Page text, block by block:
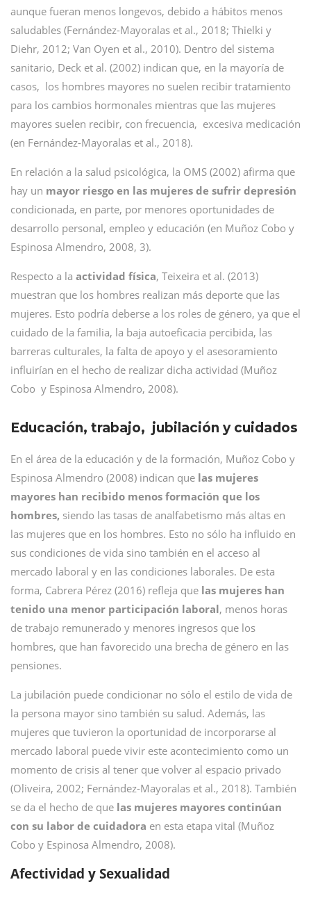
aunque fueran menos longevos, debido a hábitos menos
saludables (Fernández-Mayoralas et al., 2018; Thielki y
Diehr, 2012; Van Oyen et al., 2010). Dentro del sistema
sanitario, Deck et al. (2002) indican que, en la mayoría de
casos, los hombres mayores no suelen recibir tratamiento
para los cambios hormonales mientras que las mujeres
mayores suelen recibir, con frecuencia, excesiva medicación
(en Fernández-Mayoralas et al., 2018).
En relación a la salud psicológica, la OMS (2002) afirma que
hay un mayor riesgo en las mujeres de sufrir depresión
condicionada, en parte, por menores oportunidades de
desarrollo personal, empleo y educación (en Muñoz Cobo y
Espinosa Almendro, 2008, 3).
Respecto a la actividad física, Teixeira et al. (2013)
muestran que los hombres realizan más deporte que las
mujeres. Esto podría deberse a los roles de género, ya que el
cuidado de la familia, la baja autoeficacia percibida, las
barreras culturales, la falta de apoyo y el asesoramiento
influirían en el hecho de realizar dicha actividad (Muñoz
Cobo y Espinosa Almendro, 2008).
Educación, trabajo, jubilación y cuidados
En el área de la educación y de la formación, Muñoz Cobo y
Espinosa Almendro (2008) indican que las mujeres
mayores han recibido menos formación que los
hombres, siendo las tasas de analfabetismo más altas en
las mujeres que en los hombres. Esto no sólo ha influido en
sus condiciones de vida sino también en el acceso al
mercado laboral y en las condiciones laborales. De esta
forma, Cabrera Pérez (2016) refleja que las mujeres han
tenido una menor participación laboral, menos horas
de trabajo remunerado y menores ingresos que los
hombres, que han favorecido una brecha de género en las
pensiones.
La jubilación puede condicionar no sólo el estilo de vida de
la persona mayor sino también su salud. Además, las
mujeres que tuvieron la oportunidad de incorporarse al
mercado laboral puede vivir este acontecimiento como un
momento de crisis al tener que volver al espacio privado
(Oliveira, 2002; Fernández-Mayoralas et al., 2018). También
se da el hecho de que las mujeres mayores continúan
con su labor de cuidadora en esta etapa vital (Muñoz
Cobo y Espinosa Almendro, 2008).
Afectividad y Sexualidad